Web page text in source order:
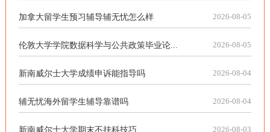
加拿大留学生预习辅导辅无忧怎么样 2026-08-05
伦敦大学学院数据科学与公共政策毕业论... 2026-08-05
新南威尔士大学成绩申诉能指导吗 2026-08-04
辅无忧海外留学生辅导靠谱吗 2026-08-04
新南威尔士大学期末不挂科技巧 2026-08-03